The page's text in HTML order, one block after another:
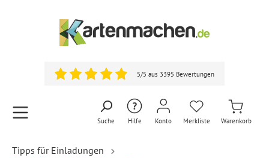
5/5 aus 3395 Bewertungen
Suche Hilfe Konto Merkliste Warenkorb
Tipps für Einladungen